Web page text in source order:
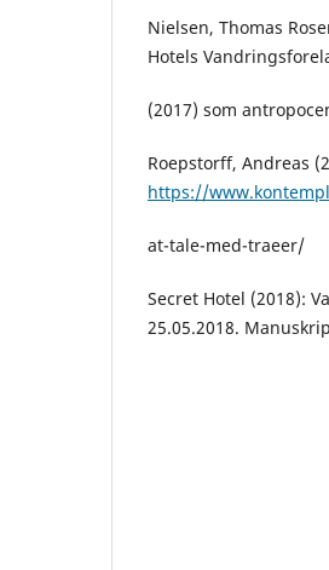
Nielsen, Thomas
Hotels
(2017) som
Roepstorff, Andreas
https://
at-tale-med-traeer/
Secret Hotel (2018):
25.05.2018.